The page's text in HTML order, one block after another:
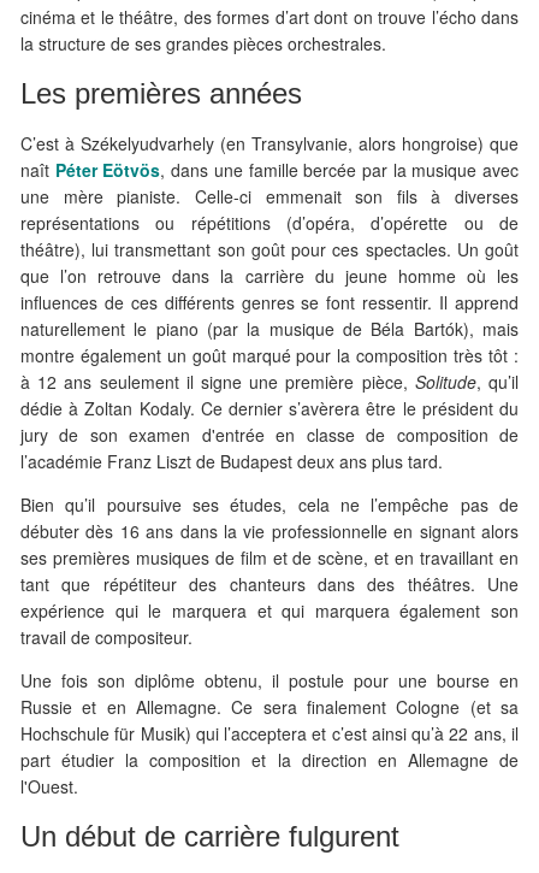
cinéma et le théâtre, des formes d’art dont on trouve l’écho dans
la structure de ses grandes pièces orchestrales.
Les premières années
C’est à Székelyudvarhely (en Transylvanie, alors hongroise) que
naît Péter Eötvös, dans une famille bercée par la musique avec
une mère pianiste. Celle-ci emmenait son fils à diverses
représentations ou répétitions (d’opéra, d’opérette ou de
théâtre), lui transmettant son goût pour ces spectacles. Un goût
que l’on retrouve dans la carrière du jeune homme où les
influences de ces différents genres se font ressentir. Il apprend
naturellement le piano (par la musique de Béla Bartók), mais
montre également un goût marqué pour la composition très tôt :
à 12 ans seulement il signe une première pièce, Solitude, qu’il
dédie à Zoltan Kodaly. Ce dernier s’avèrera être le président du
jury de son examen d'entrée en classe de composition de
l’académie Franz Liszt de Budapest deux ans plus tard.
Bien qu’il poursuive ses études, cela ne l’empêche pas de
débuter dès 16 ans dans la vie professionnelle en signant alors
ses premières musiques de film et de scène, et en travaillant en
tant que répétiteur des chanteurs dans des théâtres. Une
expérience qui le marquera et qui marquera également son
travail de compositeur.
Une fois son diplôme obtenu, il postule pour une bourse en
Russie et en Allemagne. Ce sera finalement Cologne (et sa
Hochschule für Musik) qui l’acceptera et c’est ainsi qu’à 22 ans, il
part étudier la composition et la direction en Allemagne de
l'Ouest.
Un début de carrière fulgurent